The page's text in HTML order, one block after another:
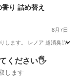
り 詰め替え
8月7日
します。 レノア 超消臭
ーン
てください🖐️
します